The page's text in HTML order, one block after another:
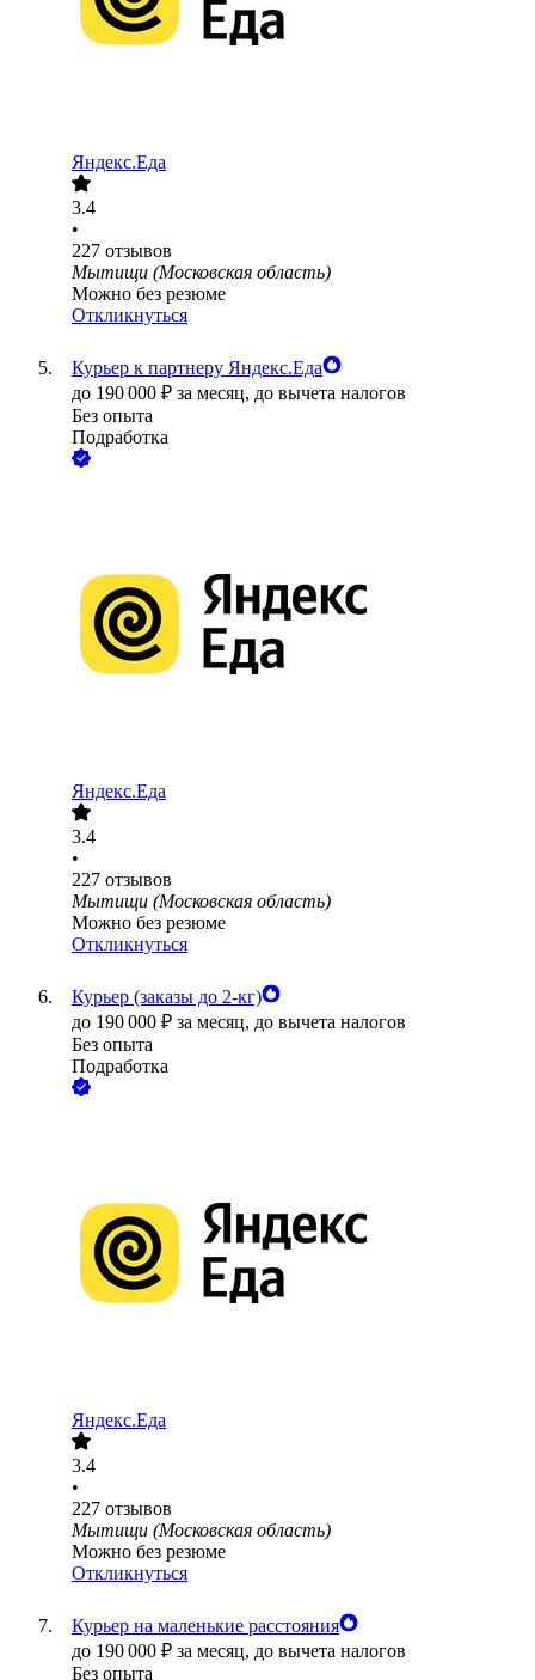
Яндекс.Еда
3.4
•
227 отзывов
Мытищи (Московская область)
Можно без резюме
Откликнуться
Курьер к партнеру Яндекс.Еда
до 190 000 ₽ за месяц, до вычета налогов
Без опыта
Подработка
Яндекс.Еда
3.4
•
227 отзывов
Мытищи (Московская область)
Можно без резюме
Откликнуться
Курьер (заказы до 2-кг)
до 190 000 ₽ за месяц, до вычета налогов
Без опыта
Подработка
Яндекс.Еда
3.4
•
227 отзывов
Мытищи (Московская область)
Можно без резюме
Откликнуться
Курьер на маленькие расстояния
до 190 000 ₽ за месяц, до вычета налогов
Без опыта